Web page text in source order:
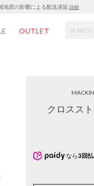
地震の影響による配送遅延 詳細
OUTLET
クロスス
なら 3回